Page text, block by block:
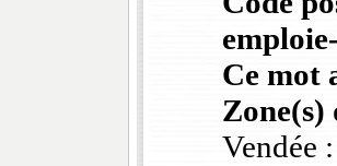
Ce mot
Zone(s)
Vendée